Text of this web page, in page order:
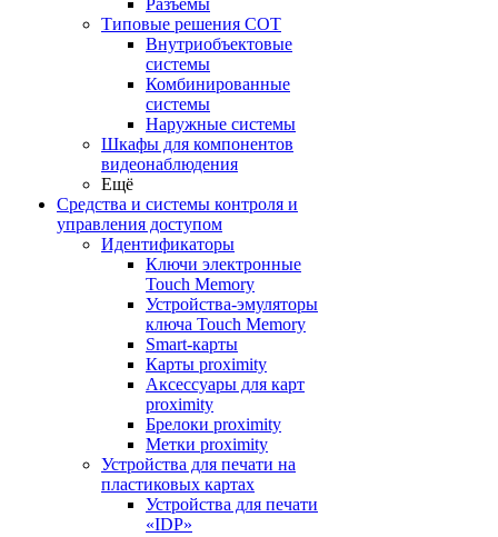
Разъемы
Типовые решения СОТ
Внутриобъектовые
системы
Комбинированные
системы
Наружные системы
Шкафы для компонентов
видеонаблюдения
Ещё
Средства и системы контроля и
управления доступом
Идентификаторы
Ключи электронные
Touch Memory
Устройства-эмуляторы
ключа Touch Memory
Smart-карты
Карты proximity
Аксессуары для карт
proximitу
Брелоки proximity
Метки proximity
Устройства для печати на
пластиковых картах
Устройства для печати
«IDP»